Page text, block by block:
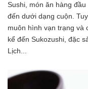
Sushi, món ăn hàng
đến dưới dạng cuộn.
muôn hình vạn trạng và
kể đến Sukozushi, đặc
Lịch...